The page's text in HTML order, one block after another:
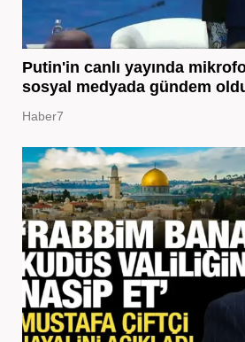
Putin'in canlı yayında
sosyal medyada gündem
Haber7